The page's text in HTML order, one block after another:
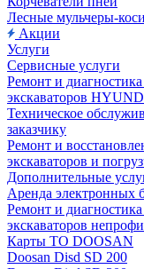
Лесные мульчеры-
Акции
Услуги
Сервисные услуги
Ремонт и
экскаваторов
Техническое
заказчику
Ремонт и
экскаваторов и
Дополнительные
Аренда электронных
Ремонт и
экскаваторов
Карты ТО DOOSAN
Doosan Disd SD 200